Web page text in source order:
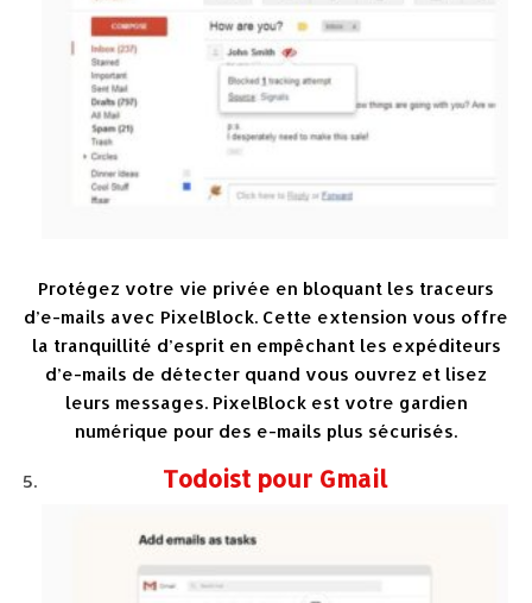
Protégez votre vie privée en bloquant les traceurs
d’e-mails avec PixelBlock. Cette extension vous offre
la tranquillité d’esprit en empêchant les expéditeurs
d’e-mails de détecter quand vous ouvrez et lisez
leurs messages. PixelBlock est votre gardien
numérique pour des e-mails plus sécurisés.
Todoist pour Gmail